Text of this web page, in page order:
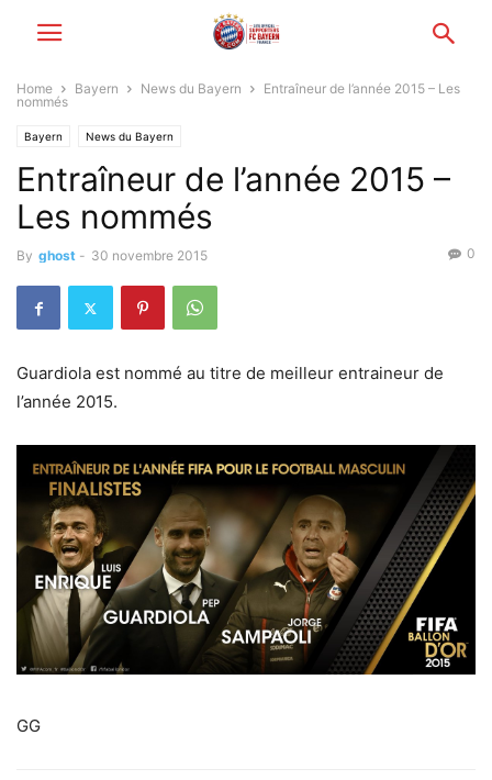
Home Bayern News du Bayern
Entraîneur de l’année 2015 – Les
nommés
Bayern News du Bayern
Entraîneur de l’année 2015 –
Les nommés
By ghost - 30 novembre 2015 0
Guardiola est nommé au titre de meilleur entraineur de
l’année 2015.
GG